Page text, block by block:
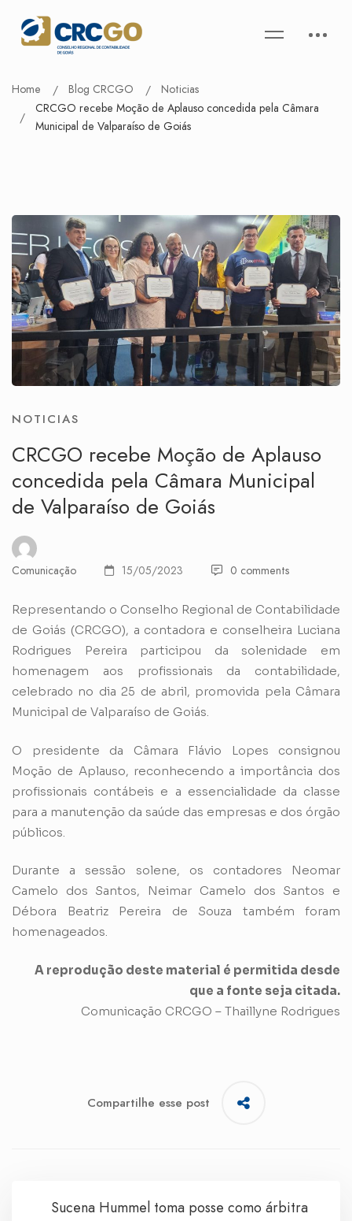
Home Blog CRCGO
Noticias
CRCGO recebe Moção de Aplauso concedida pela Câmara
Municipal de Valparaíso de Goiás
NOTICIAS
CRCGO recebe Moção de Aplauso
concedida pela Câmara Municipal
de Valparaíso de Goiás
Comunicação 15/05/2023 0 comments
Representando o Conselho Regional de Contabilidade
de Goiás (CRCGO), a contadora e conselheira Luciana
Rodrigues Pereira participou da solenidade em
homenagem aos profissionais da contabilidade,
celebrado no dia 25 de abril, promovida pela Câmara
Municipal de Valparaíso de Goiás.
O presidente da Câmara Flávio Lopes consignou
Moção de Aplauso, reconhecendo a importância dos
profissionais contábeis e a essencialidade da classe
para a manutenção da saúde das empresas e dos órgão
públicos.
Durante a sessão solene, os contadores Neomar
Camelo dos Santos, Neimar Camelo dos Santos e
Débora Beatriz Pereira de Souza também foram
homenageados.
A reprodução deste material é permitida desde
que a fonte seja citada.
Comunicação CRCGO – Thaillyne Rodrigues
Compartilhe esse post
Sucena Hummel toma posse como árbitra